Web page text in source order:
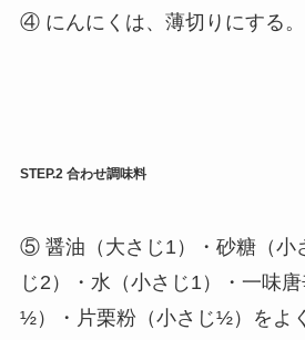
④ にんにくは、薄切りにする。
STEP.2 合わせ調味料
⑤ 醤油（大さじ1）・砂糖（小
じ2）・水（小さじ1）・一味
½）・片栗粉（小さじ½）をよ